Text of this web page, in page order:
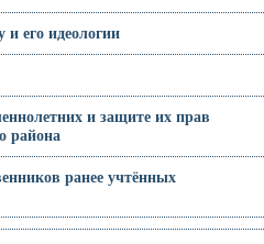
и его идеологии
и защите их прав
района
ранее учтённых